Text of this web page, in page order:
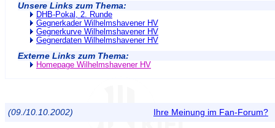
Unsere Links zum Thema:
DHB-Pokal, 2. Runde
Gegnerkader Wilhelmshavener HV
Gegnerkurve Wilhelmshavener HV
Gegnerdaten Wilhelmshavener HV
Externe Links zum Thema:
Homepage Wilhelmshavener HV
(09./10.10.2002) Ihre Meinung im Fan-Forum?